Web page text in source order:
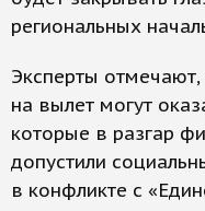
региональных
Эксперты
на вылет могут
которые в разгар
допустили
в конфликте с